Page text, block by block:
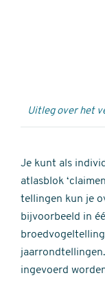
Uitleg over het
Je kunt als
atlasblok
tellingen kun je
bijvoorbeeld in
ingevoerd